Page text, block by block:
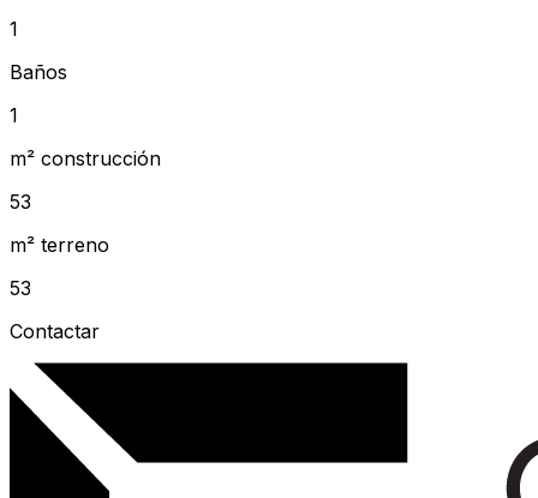
1
Baños
1
m² construcción
53
m² terreno
53
Contactar